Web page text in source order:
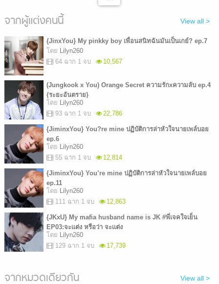
จากผู้แต่งคนนี้ View all >
{JinxYou} My pinkky boy เพื่อนสนิทฉันมันเป็นเกย์? ep.7
โดย
Lilyn260
64 ฉาก 1 จบ
10,567
(Jungkook x You) Orange Secret ความรักxความลับ ep.4
{ระยะอันตราย}
โดย
Lilyn260
93 ฉาก 1 จบ
22,786
{JiminxYou} You?re mine ปฏิบัติการล่าหัวใจนายเพล์บอย
ep.6
โดย
Lilyn260
55 ฉาก 1 จบ
12,814
{JiminxYou} You’re mine ปฏิบัติการล่าหัวใจนายเพล์บอย
ep.11
โดย
Lilyn260
111 ฉาก 1 จบ
12,863
{JKxU} My mafia husband name is JK #พี่เจคใจเย็น
EP03:จะเเต่ง หรือว่า จะเเต่ง
โดย
Lilyn260
129 ฉาก 1 จบ
17,739
จากหมวดเดียวกัน View all >